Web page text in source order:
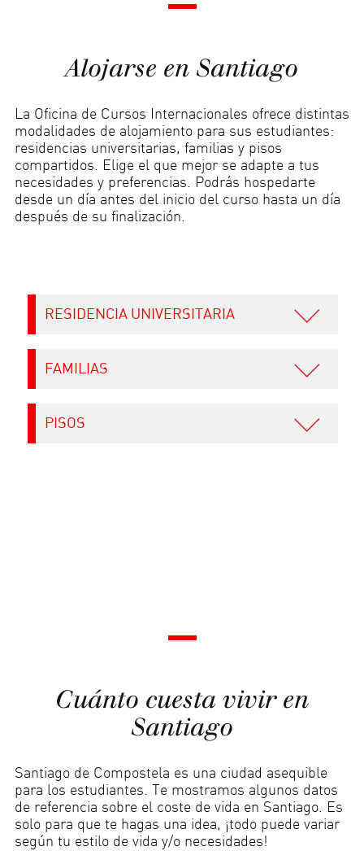
Alojarse en Santiago
La Oficina de Cursos Internacionales ofrece distintas
modalidades de alojamiento para sus estudiantes:
residencias universitarias, familias y pisos
compartidos. Elige el que mejor se adapte a tus
necesidades y preferencias. Podrás hospedarte
desde un día antes del inicio del curso hasta un día
después de su finalización.
RESIDENCIA UNIVERSITARIA
FAMILIAS
PISOS
Cuánto cuesta vivir en
Santiago
Santiago de Compostela es una ciudad asequible
para los estudiantes. Te mostramos algunos datos
de referencia sobre el coste de vida en Santiago. Es
solo para que te hagas una idea, ¡todo puede variar
según tu estilo de vida y/o necesidades!